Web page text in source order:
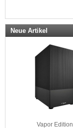
Neue Artikel
Vapor Edition